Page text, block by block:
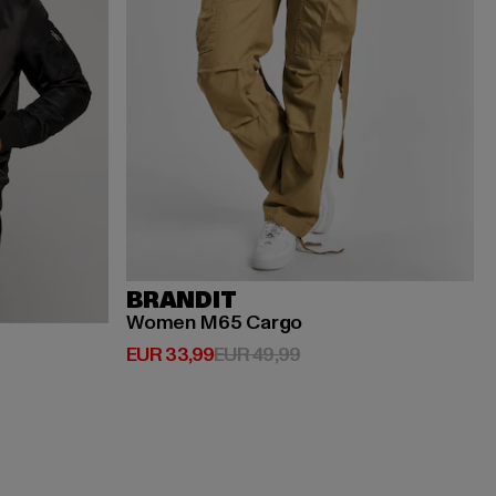
BRANDIT
Women M65 Cargo
EUR 33,99
Derzeitiger Preis: EUR 33,99
EUR 49,99Aktionspreis: EUR